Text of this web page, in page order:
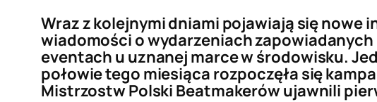
Wraz z kolejnymi dniami pojawiają się
wiadomości o wydarzeniach
eventach u uznanej marce w środowisku.
połowie tego miesiąca rozpoczęła się
Mistrzostw Polski Beatmakerów ujawnili